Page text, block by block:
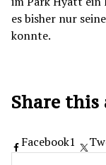
Share this
Facebook1